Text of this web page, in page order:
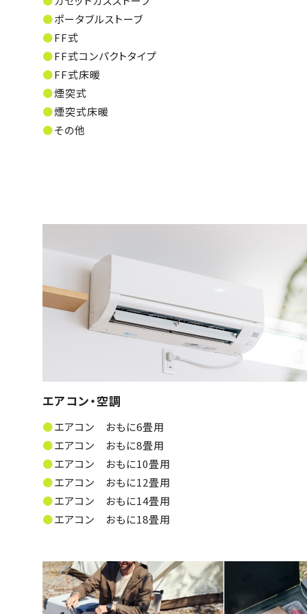
ポータブルストーブ
FF式
FF式コンパクトタイプ
FF式床暖
煙突式
煙突式床暖
その他
エアコン・空調
エアコン おもに6畳用
エアコン おもに8畳用
エアコン おもに10畳用
エアコン おもに12畳用
エアコン おもに14畳用
エアコン おもに18畳用